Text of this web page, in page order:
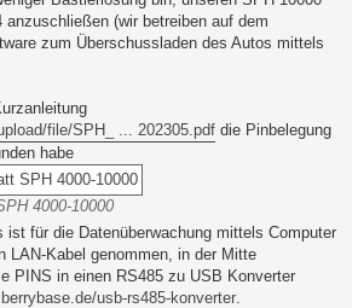
anzuschließen (wir betreiben auf dem
zum Überschussladen des Autos mittels
file/SPH_ ... 202305.pdf die Pinbelegung
habe
4000-10000
ist für die Datenüberwachung mittels Computer
LAN-Kabel genommen, in der Mitte
PINS in einen RS485 zu USB Konverter
usb-rs485-konverter